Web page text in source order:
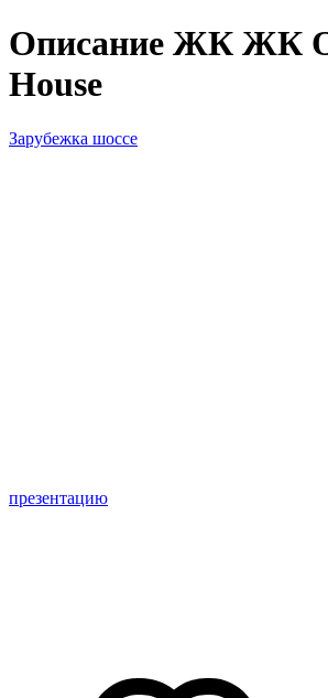
Описание ЖК ЖК
House
Зарубежка шоссе
презентацию